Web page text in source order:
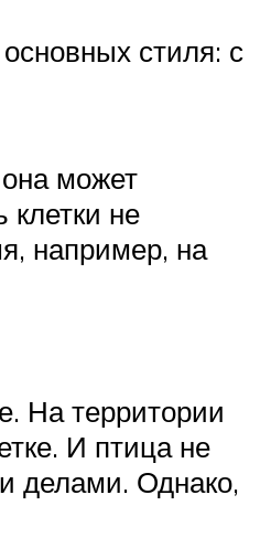
стиля: с
может
не
например, на
На территории
И птица не
делами. Однако,